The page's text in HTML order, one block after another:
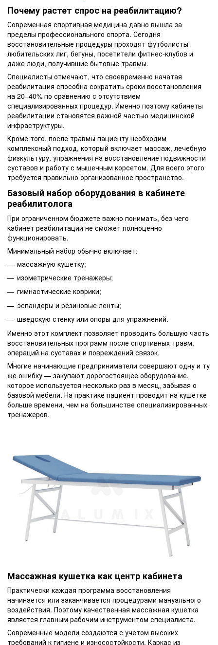
Почему растет спрос на реабилитацию?
Современная спортивная медицина давно вышла за
пределы профессионального спорта. Сегодня
восстановительные процедуры проходят футболисты
любительских лиг, бегуны, посетители фитнес-клубов и
даже люди, получившие бытовые травмы.
Специалисты отмечают, что своевременно начатая
реабилитация способна сократить сроки восстановления
на 20–40% по сравнению с отсутствием
специализированных процедур. Именно поэтому кабинеты
реабилитации становятся важной частью медицинской
инфраструктуры.
Кроме того, после травмы пациенту необходим
комплексный подход, который включает массаж, лечебную
физкультуру, упражнения на восстановление подвижности
суставов и работу с мышечным корсетом. Для всего этого
требуется правильно организованное пространство.
Базовый набор оборудования в кабинете
реабилитолога
При ограниченном бюджете важно понимать, без чего
кабинет реабилитации не сможет полноценно
функционировать.
Минимальный набор обычно включает:
массажную кушетку;
изометрические тренажеры;
гимнастические коврики;
эспандеры и резиновые ленты;
шведскую стенку или опоры для упражнений.
Именно этот комплект позволяет проводить большую часть
восстановительных программ после спортивных травм,
операций на суставах и повреждений связок.
Многие начинающие предприниматели совершают одну и ту
же ошибку — закупают дорогостоящее оборудование,
которое используется несколько раз в месяц, забывая о
базовой мебели. На практике пациент проводит на кушетке
больше времени, чем на большинстве специализированных
тренажеров.
Массажная кушетка как центр кабинета
Практически каждая программа восстановления
начинается или заканчивается процедурами мануального
воздействия. Поэтому качественная массажная кушетка
является главным рабочим инструментом специалиста.
Современные модели создаются с учетом высоких
требований к гигиене и износостойкости. Каркас из